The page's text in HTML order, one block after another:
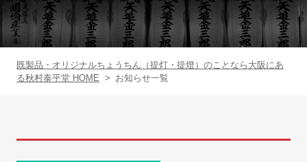
提灯一覧 CHOCHIN
既製品・オリジナルちょうちん（提灯・提燈）のことなら大阪にあ
る秋村泰平堂 HOME > お知らせ一覧